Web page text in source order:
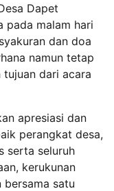
Dapet
pada malam hari
dan doa
namun tetap
dari acara
apresiasi dan
perangkat desa,
serta seluruh
kerukunan
satu